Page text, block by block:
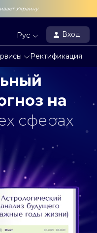
Украину
Ректификация
Рус Вход
на
сферах